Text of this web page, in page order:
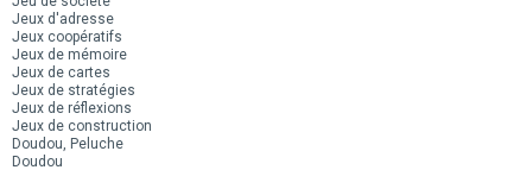
Jeux d'adresse
Jeux coopératifs
Jeux de mémoire
Jeux de cartes
Jeux de stratégies
Jeux de réflexions
Jeux de construction
Doudou, Peluche
Doudou